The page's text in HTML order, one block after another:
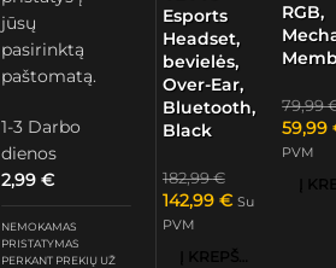
jūsų
pasirinktą
paštomatą.
1-3 Darbo
dienos
2,99€
NEMOKAMAS
PRISTATYMAS
PERKANT PREKIŲ UŽ
Esports
Headset,
bevielės,
Over-Ear,
Bluetooth,
Black
182,99€
142,99 € Su
PVM
Į KREPŠELĮ
RGB,
79,99
59,99
PVM